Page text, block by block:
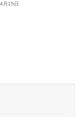
月15日